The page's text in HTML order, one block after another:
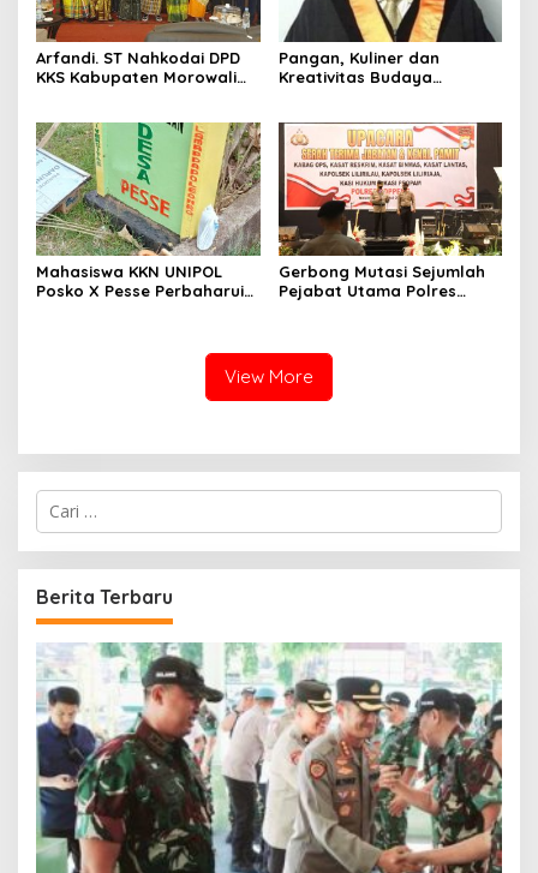
Arfandi. ST Nahkodai DPD
KKS Kabupaten Morowali
Pangan, Kuliner dan
Kreativitas Budaya
Mahasiswa KKN UNIPOL
Posko X Pesse Perbaharui
Gerbong Mutasi Sejumlah
Pejabat Utama Polres
View More
C
i
u
n
t
k
:
Berita Terbaru